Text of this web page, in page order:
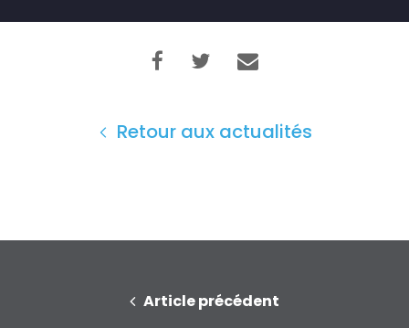
Retour aux actualités
Article précédent